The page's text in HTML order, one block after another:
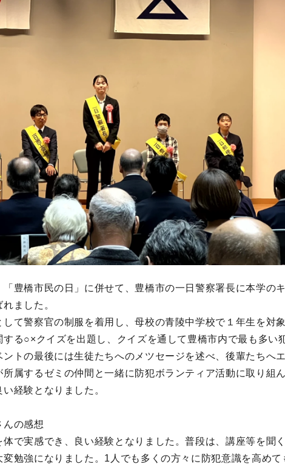
豊橋市民の日」に併せて、豊橋市の一日警察署長に本学の
ました。
て警察官の制服を着用し、母校の青陵中学校で１年生を対
る○×クイズを出題し、クイズを通して豊橋市内で最も多い
トの最後には生徒たちへのメツセージを述べ、後輩たちへ
属するゼミの仲間と一緒に防犯ボランティア活動に取り組
経験となりました。
んの感想
体で実感でき、良い経験となりました。普段は、講座等を聞
勉強になりました。1人でも多くの方々に防犯意識を高め